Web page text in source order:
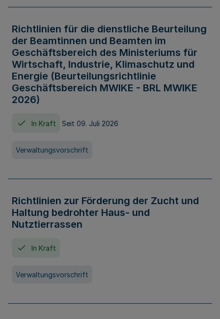
Richtlinien für die dienstliche Beurteilung
der Beamtinnen und Beamten im
Geschäftsbereich des Ministeriums für
Wirtschaft, Industrie, Klimaschutz und
Energie (Beurteilungsrichtlinie
Geschäftsbereich MWIKE - BRL MWIKE
2026)
In Kraft Seit 09. Juli 2026
Verwaltungsvorschrift
Richtlinien zur Förderung der Zucht und
Haltung bedrohter Haus- und
Nutztierrassen
In Kraft
Verwaltungsvorschrift